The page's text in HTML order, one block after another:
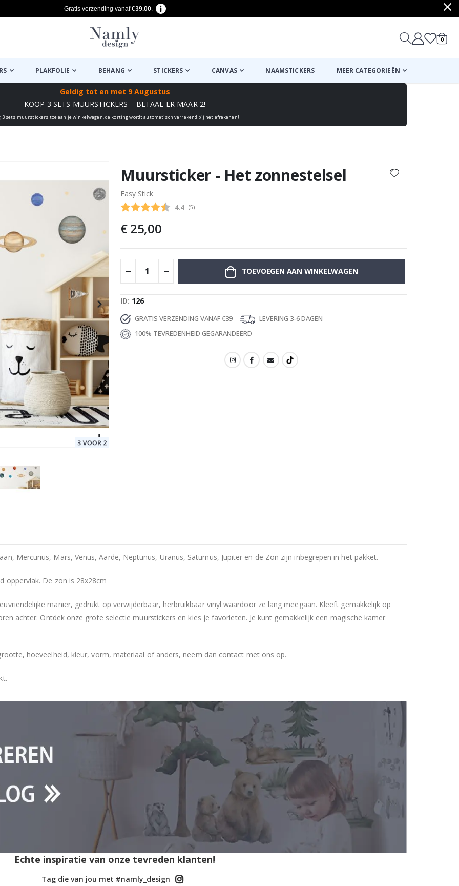
Gratis verzending vanaf€39.00.
0
PLAKFOLIE BEHANG STICKERS CANVAS NAAMSTICKERS MEER CATEGORIEËN
Geldig tot en met 9 Augustus
KOOP 3 SETS MUURSTICKERS – BETAAL ER MAAR 2!
3 sets muurstickers toe aan je winkelwagen, de korting wordt automatisch verrekend bij het afrekenen!
22,00 € 17,60 €
Muursticker - Het zonnestelsel
Easy Stick
Gemiddelde beoordeling:
4.4 (aantal stemmen:
5)
€ 25,00
TOEVOEGEN AAN WINKELWAGEN
ID 126
GRATIS VERZENDING VANAF €39
LEVERING 3-6 DAGEN
100% TEVREDENHEID GEGARANDEERD
Mercurius, Mars, Venus, Aarde, Neptunus, Uranus, Saturnus, Jupiter en de Zon zijn inbegrepen in het pakket.
oppervlak. De zon is 28x28cm
manier, gedrukt op verwijderbaar, herbruikbaar vinyl waardoor ze lang meegaan. Kleeft gemakkelijk op
achter. Ontdek onze grote selectie muurstickers en kies je favorieten. Je kunt gemakkelijk een magische kamer
hoeveelheid, kleur, vorm, materiaal of anders, neem dan contact met ons op.
Echte inspiratie van onze tevreden klanten!
Tag die van jou met #namly_design